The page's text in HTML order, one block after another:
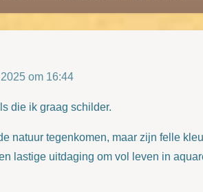
om 16:44
die ik graag schilder.
natuur tegenkomen, maar zijn felle
lastige uitdaging om vol leven in